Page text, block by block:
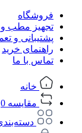
فروشگاه
تجهیز مطب و
پشتیبانی و
راهنمای خرید
تماس با ما
خانه
مقایسه 0